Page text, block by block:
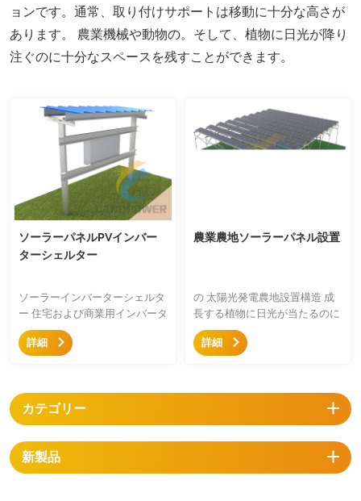
ョンです。通常、取り付けサポートは移動に十分な高さが
あります。
農業機械や動物の。そして、植物に日光が降り
注ぐのに十分なスペースを残すことができます。
ソーラーパネルPVインバー
ターシェルター
ソーラーインバーターシェルタ
ー 住宅および商業用インバータ
ーを保持するための設計です。
インバーターを保護します。屋
インバーターのホルダーを設計
します
詳細
農業農地ソーラーパネル設置
の 太陽光発電農地設置構造 成
長する植物に日光が当たるのに
十分なスペースを確保し、機械
や動物が移動するのに十分な高
置ソリューションとなります。
詳細
カテゴリー
新製品